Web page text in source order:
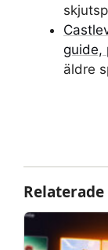
guide,
äldre